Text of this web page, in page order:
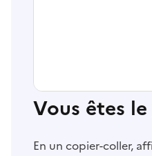
Vous êtes
En un copier-coller,